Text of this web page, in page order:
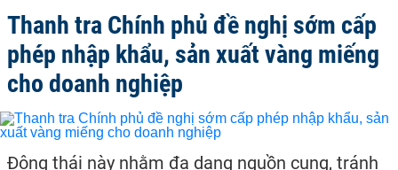
Thanh tra Chính phủ đề nghị sớm cấp
phép nhập khẩu, sản xuất vàng miếng
cho doanh nghiệp
Động thái này nhằm đa dạng nguồn cung, tránh